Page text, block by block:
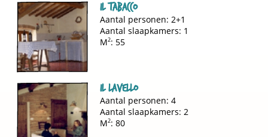
Il Tabacco
Aantal personen: 2+1
Aantal slaapkamers: 1
M2: 55
Il Lavello
Aantal personen: 4
Aantal slaapkamers: 2
M2: 80